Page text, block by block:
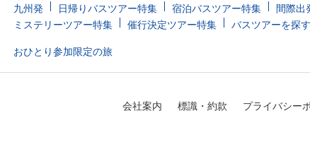
九州発
日帰りバスツアー特集 宿泊バスツアー特集 間際出
ミステリーツアー特集
催行決定ツアー特集 バスツアーを探す
おひとり参加限定の旅
会社案内 標識・約款 プライバシー